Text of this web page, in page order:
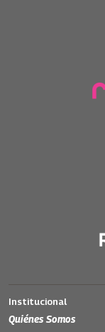
Institucional
Quiénes Somos